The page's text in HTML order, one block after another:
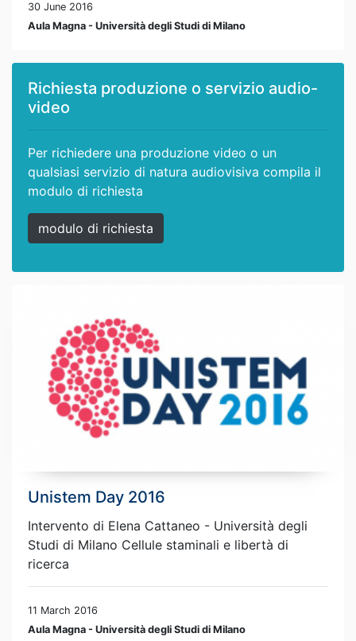
30 June 2016
Aula Magna - Università degli Studi di Milano
Richiesta produzione o servizio audio-
video
Per richiedere una produzione video o un
qualsiasi servizio di natura audiovisiva compila il
modulo di richiesta
modulo di richiesta
Unistem Day 2016
Intervento di Elena Cattaneo - Università degli
Studi di Milano Cellule staminali e libertà di
ricerca
11 March 2016
Aula Magna - Università degli Studi di Milano